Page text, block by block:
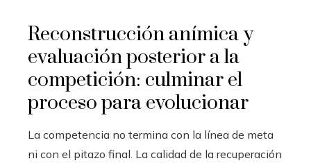
Reconstrucción anímica y
evaluación posterior a la
competición: culminar el
proceso para evolucionar
La competencia no termina con la línea de meta
ni con el pitazo final. La calidad de la recuperación